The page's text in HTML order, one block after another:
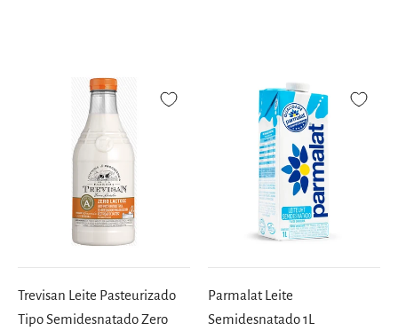
Trevisan Leite Pasteurizado
Tipo Semidesnatado Zero
Parmalat Leite
Semidesnatado 1L